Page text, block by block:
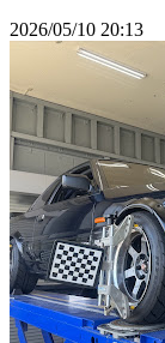
2026/05/10 20:13